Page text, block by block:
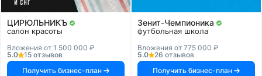
ЦИРЮЛЬНИКЪ
салон красоты
Вложения от 1 500 000 ₽
5.0
15 отзывов
Получить бизнес-план
Зенит-Чемпионика
футбольная школа
Вложения от 775 000 ₽
5.0
26 отзывов
Получить бизнес-план